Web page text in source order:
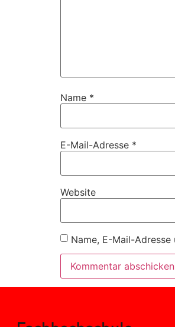
Name *
E-Mail-Adresse *
Website
Name, E-Mail-